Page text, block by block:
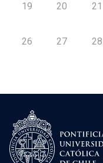
19 20 21
26 27 28